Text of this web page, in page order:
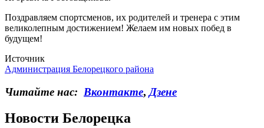
Поздравляем спортсменов, их родителей и тренера с этим
великолепным достижением! Желаем им новых побед в
будущем!
Источник
Администрация Белорецкого района
Читайте нас: Вконтакте, Дзене
Новости Белорецка